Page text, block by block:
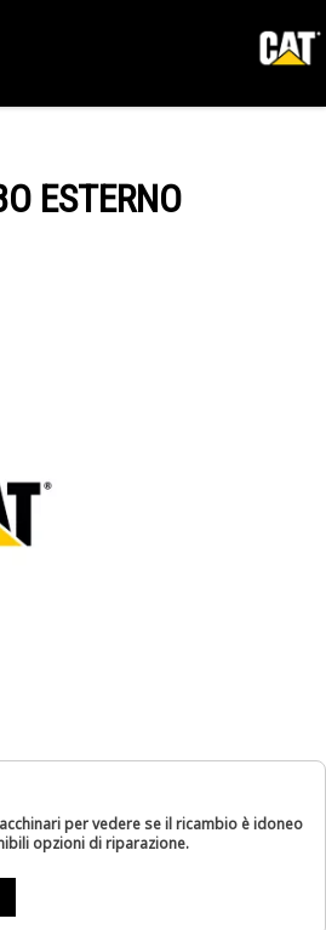
ESTERNO
per vedere se il ricambio è idoneo
opzioni di riparazione.